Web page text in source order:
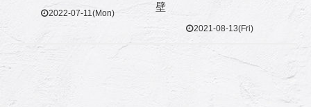
2022-07-11(Mon)
壁
2021-08-13(Fri)